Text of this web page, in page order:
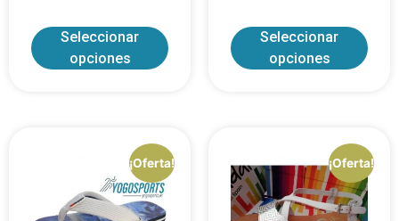
Seleccionar
opciones
Seleccionar
opciones
¡Oferta! ¡Oferta!